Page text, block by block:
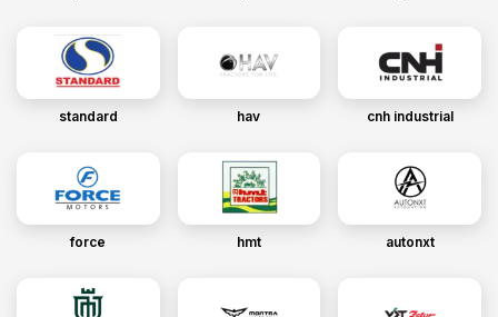
standard hav cnh industrial
force hmt autonxt